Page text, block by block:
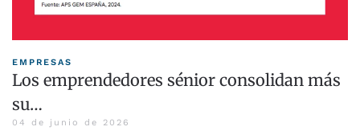
EMPRESAS
Los emprendedores sénior consolidan más
su…
04 de junio de 2026